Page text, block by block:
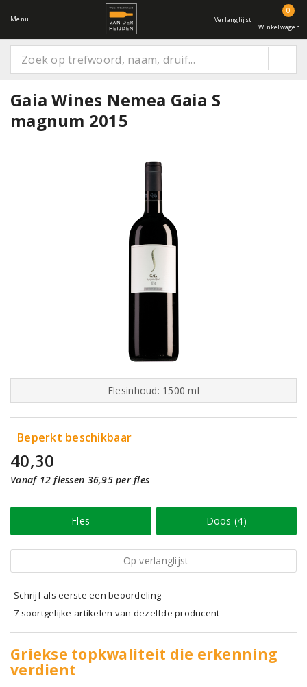
Menu Verlanglijst
0
Winkelwagen
Gaia Wines Nemea Gaia S
magnum 2015
Flesinhoud: 1500 ml
Beperkt beschikbaar
40,30
Vanaf 12 flessen 36,95 per fles
Fles Doos (4)
Op verlanglijst
Schrijf als eerste een beoordeling
7 soortgelijke artikelen van dezelfde producent
Griekse topkwaliteit die erkenning
verdient